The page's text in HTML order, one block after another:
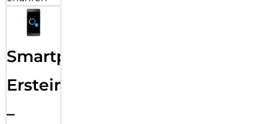
Smartphone
Ersteinrichtung
–